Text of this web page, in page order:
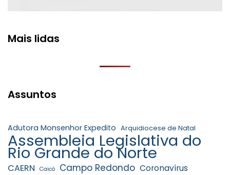
Mais lidas
Assuntos
Adutora Monsenhor Expedito Arquidiocese de Natal
Assembleia Legislativa do
Rio Grande do Norte
CAERN Caicó Campo Redondo Coronavírus